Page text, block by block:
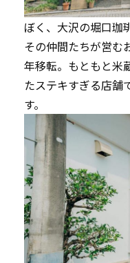
ぼく、大沢の堀口珈
その仲間たちが営む
年移転。もともと米
たステキすぎる店舗
す。